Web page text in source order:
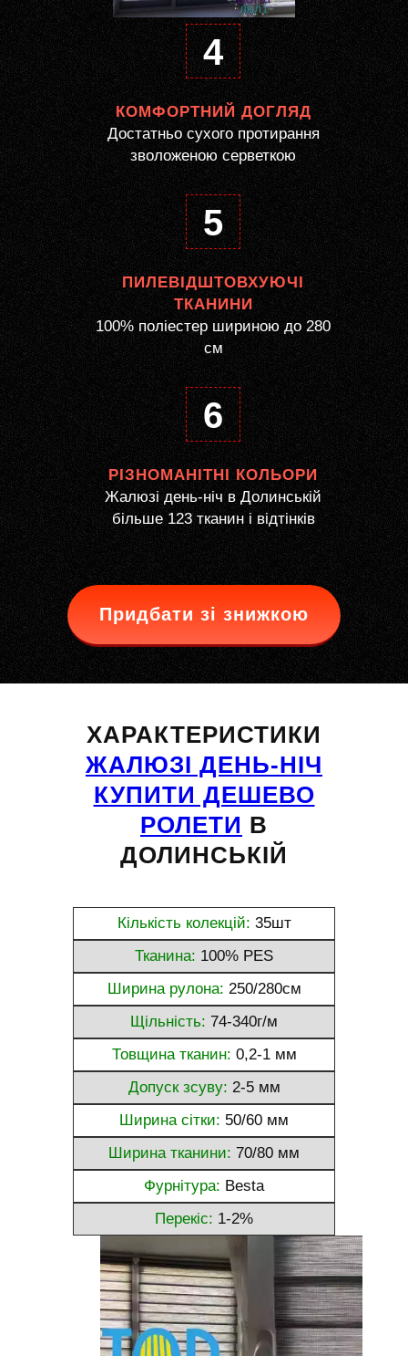
4
КОМФОРТНИЙ ДОГЛЯД
Достатньо сухого протирання
зволоженою серветкою
5
ПИЛЕВІДШТОВХУЮЧІ
ТКАНИНИ
100% поліестер шириною до 280
см
6
РІЗНОМАНІТНІ КОЛЬОРИ
Жалюзі день-ніч в Долинській
більше 123 тканин і відтінків
Придбати зі знижкою
ХАРАКТЕРИСТИКИ
ЖАЛЮЗІ ДЕНЬ-НІЧ
КУПИТИ ДЕШЕВО
РОЛЕТИ В
ДОЛИНСЬКІЙ
Кількість колекцій: 35шт
Тканина: 100% PES
Ширина рулона: 250/280см
Щільність: 74-340г/м
Товщина тканин: 0,2-1 мм
Допуск зсуву: 2-5 мм
Ширина сітки: 50/60 мм
Ширина тканини: 70/80 мм
Фурнітура: Besta
Перекіс: 1-2%